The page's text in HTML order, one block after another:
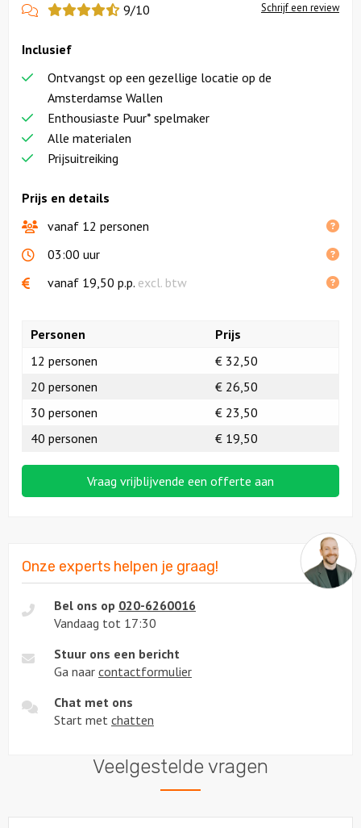
View
reviews
9/10 Schrijf een review
Prijs en details
vanaf 12 personen
03:00 uur
vanaf 19,50 p.p. excl. btw
Inclusief
Ontvangst op een gezellige locatie op de
Amsterdamse Wallen
Enthousiaste Puur* spelmaker
Alle materialen
Prijsuitreiking
Personen
Prijs
12 personen
€ 32,50
20 personen
€ 26,50
30 personen
€ 23,50
40 personen
€ 19,50
Vraag vrijblijvende een offerte aan
Onze experts helpen je graag!
Bel ons op 020-6260016
Vandaag tot 17:30
Stuur ons een bericht
Ga naar contactformulier
Chat met ons
Start met chatten
Veelgestelde vragen